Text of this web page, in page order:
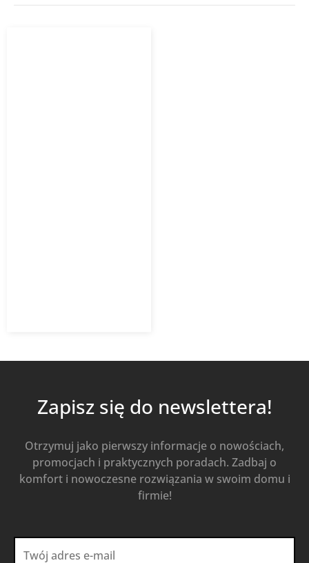
Zapisz się do newslettera!
Otrzymuj jako pierwszy informacje o nowościach,
promocjach i praktycznych poradach. Zadbaj o
komfort i nowoczesne rozwiązania w swoim domu i
firmie!